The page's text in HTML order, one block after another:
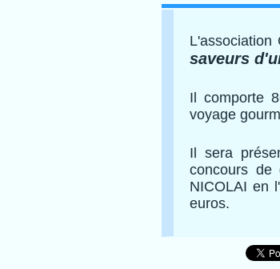
L'association
saveurs
Il comporte
voyage
Il sera
concours de
NICOLAI en
euros.